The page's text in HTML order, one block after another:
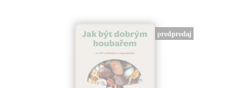
predpredaj